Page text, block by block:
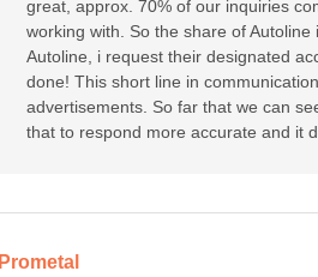
great, approx. 70% of our inquiries
working with. So the share of
Autoline, i request their designated
done! This short line in
advertisements. So far that we can
that to respond more accurate and it
Prometal